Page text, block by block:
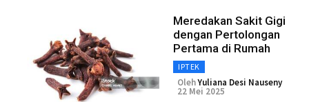
Meredakan Sakit Gigi
dengan Pertolongan
Pertama di Rumah
IPTEK
OlehYuliana Desi Nauseny
22 Mei 2025